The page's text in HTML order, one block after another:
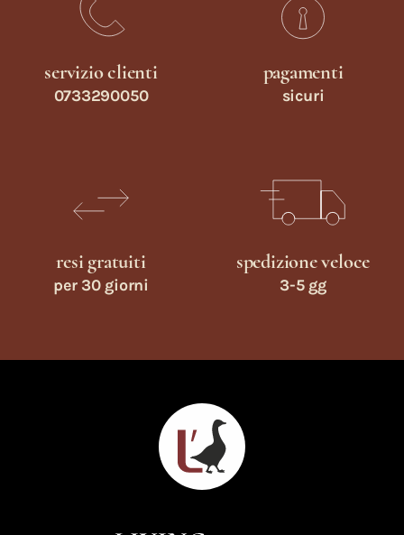
servizio clienti
0733290050
pagamenti
sicuri
resi gratuiti
per 30 giorni
spedizione veloce
3-5 gg